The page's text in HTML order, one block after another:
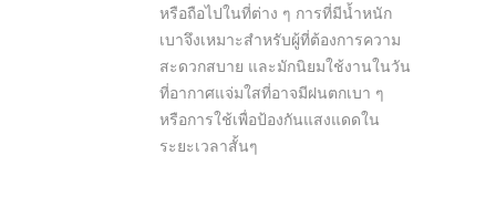
หรือถือไปในที่ต่าง ๆ การที่มีน้ำหนัก
เบาจึงเหมาะสำหรับผู้ที่ต้องการความ
สะดวกสบาย และมักนิยมใช้งานในวัน
ที่อากาศแจ่มใสที่อาจมีฝนตกเบา ๆ
หรือการใช้เพื่อป้องกันแสงแดดใน
ระยะเวลาสั้นๆ